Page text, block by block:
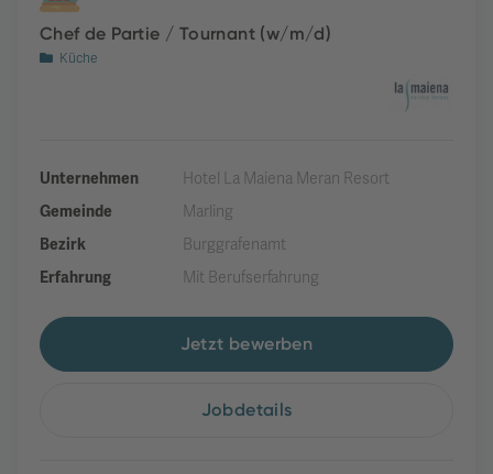
Chef de Partie / Tournant (w/m/d)
Küche
Unternehmen
Hotel La Maiena Meran Resort
Gemeinde
Marling
Bezirk
Burggrafenamt
Erfahrung
Mit Berufserfahrung
Jetzt bewerben
Jobdetails